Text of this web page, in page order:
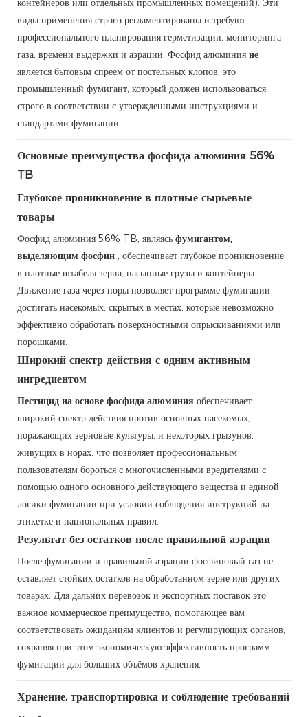
контейнеров или отдельных промышленных помещений). Эти
виды применения строго регламентированы и требуют
профессионального планирования герметизации, мониторинга
газа, времени выдержки и аэрации. Фосфид алюминия не
является бытовым спреем от постельных клопов; это
промышленный фумигант, который должен использоваться
строго в соответствии с утвержденными инструкциями и
стандартами фумигации.
Основные преимущества фосфида алюминия 56%
TB
Глубокое проникновение в плотные сырьевые
товары
Фосфид алюминия 56% TB, являясь фумигантом,
выделяющим фосфин , обеспечивает глубокое проникновение
в плотные штабеля зерна, насыпные грузы и контейнеры.
Движение газа через поры позволяет программе фумигации
достигать насекомых, скрытых в местах, которые невозможно
эффективно обработать поверхностными опрыскиваниями или
порошками.
Широкий спектр действия с одним активным
ингредиентом
Пестицид на основе фосфида алюминия обеспечивает
широкий спектр действия против основных насекомых,
поражающих зерновые культуры, и некоторых грызунов,
живущих в норах, что позволяет профессиональным
пользователям бороться с многочисленными вредителями с
помощью одного основного действующего вещества и единой
логики фумигации при условии соблюдения инструкций на
этикетке и национальных правил.
Результат без остатков после правильной аэрации
После фумигации и правильной аэрации фосфиновый газ не
оставляет стойких остатков на обработанном зерне или других
товарах. Для дальних перевозок и экспортных поставок это
важное коммерческое преимущество, помогающее вам
соответствовать ожиданиям клиентов и регулирующих органов,
сохраняя при этом экономическую эффективность программ
фумигации для больших объёмов хранения.
Хранение, транспортировка и соблюдение требований